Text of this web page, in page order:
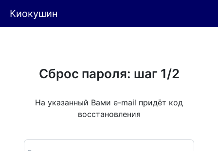
Киокушин
Сброс пароля: шаг 1/2
На указанный Вами e-mail придёт код
восстановления